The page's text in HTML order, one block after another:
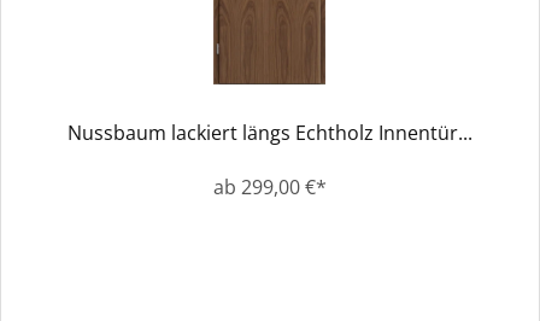
Nussbaum lackiert längs Echtholz Innentür...
ab 299,00 €*